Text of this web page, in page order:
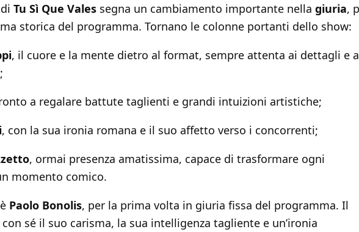
Tu Sì Que Vales segna un cambiamento importante nella giuria,
storica del programma. Tornano le colonne portanti dello show:
, il cuore e la mente dietro al format, sempre attenta ai dettagli e
a regalare battute taglienti e grandi intuizioni artistiche;
, con la sua ironia romana e il suo affetto verso i concorrenti;
, ormai presenza amatissima, capace di trasformare ogni
momento comico.
Paolo Bonolis, per la prima volta in giuria fissa del programma. Il
sé il suo carisma, la sua intelligenza tagliente e un’ironia